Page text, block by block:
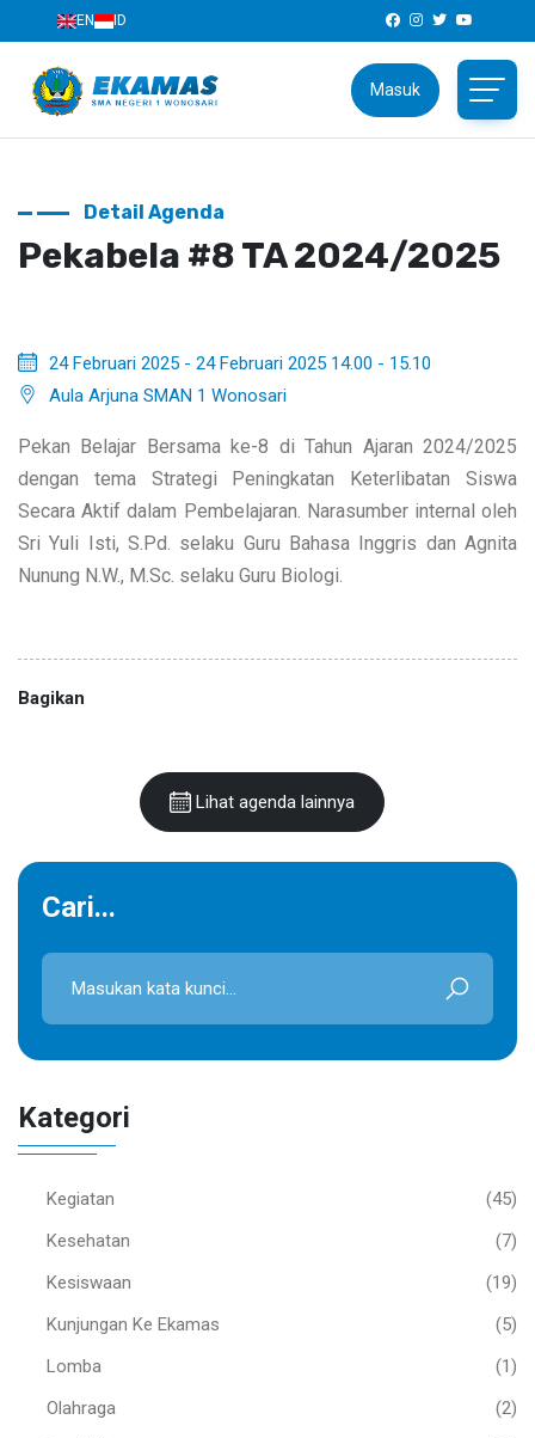
EN ID
Masuk
Detail Agenda
Pekabela #8 TA 2024/2025
24 Februari 2025 - 24 Februari 2025 14.00 - 15.10
Aula Arjuna SMAN 1 Wonosari
Pekan Belajar Bersama ke-8 di Tahun Ajaran 2024/2025
dengan tema Strategi Peningkatan Keterlibatan Siswa
Secara Aktif dalam Pembelajaran. Narasumber internal oleh
Sri Yuli Isti, S.Pd. selaku Guru Bahasa Inggris dan Agnita
Nunung N.W., M.Sc. selaku Guru Biologi.
Bagikan
Lihat agenda lainnya
Cari...
Kategori
Kegiatan
(45)
Kesehatan
(7)
Kesiswaan
(19)
Kunjungan Ke Ekamas
(5)
Lomba
(1)
Olahraga
(2)